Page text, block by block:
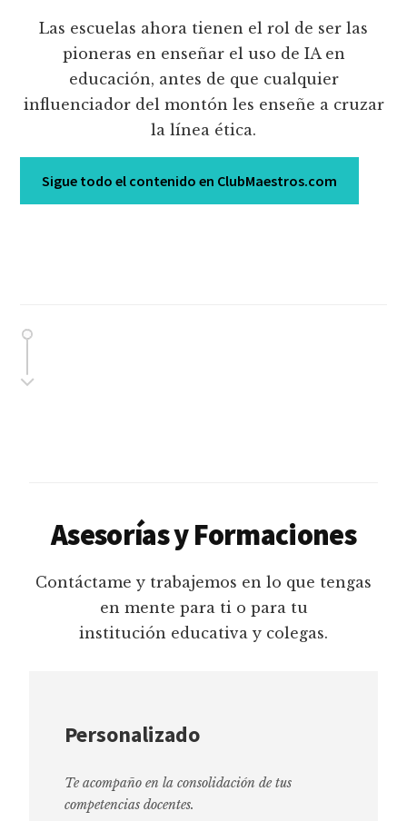
Las escuelas ahora tienen el rol de ser las
pioneras en enseñar el uso de IA en
educación, antes de que cualquier
influenciador del montón les enseñe a cruzar
la línea ética.
Sigue todo el contenido en ClubMaestros.com
Asesorías y Formaciones
Contáctame y trabajemos en lo que tengas
en mente para ti o para tu
institución educativa y colegas.
Personalizado
Te acompaño en la consolidación de tus
competencias docentes.